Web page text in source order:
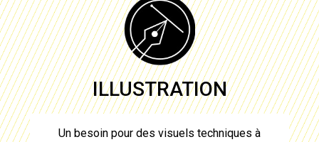
ILLUSTRATION
Un besoin pour des visuels techniques à